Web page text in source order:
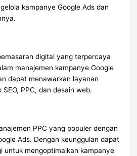
kampanye Google Ads dan
digital yang terpercaya
manajemen kampanye Google
dapat menawarkan layanan
PPC, dan desain web.
PPC yang populer dengan
Ads. Dengan keunggulan dapat
untuk mengoptimalkan kampanye